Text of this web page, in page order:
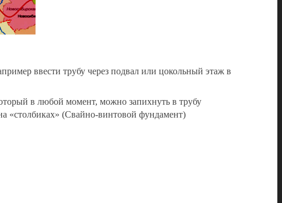
ввести трубу через подвал или цокольный этаж в
в любой момент, можно запихнуть в трубу
«столбиках» (Свайно-винтовой фундамент)